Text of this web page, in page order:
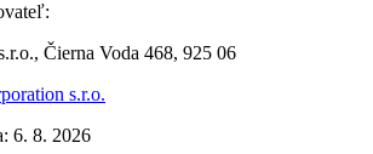
Čierna Voda 468, 925 06
s.r.o.
6. 8. 2026